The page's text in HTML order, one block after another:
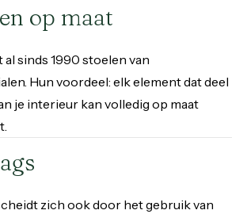
op maat
sinds 1990 stoelen van
Hun voordeel: elk element dat deel
je interieur kan volledig op maat
zich ook door het gebruik van